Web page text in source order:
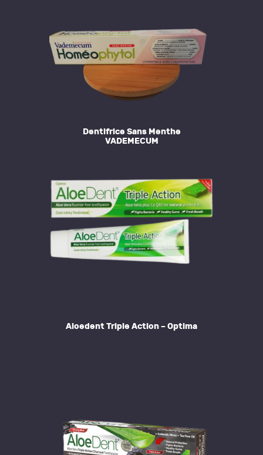
Dentifrice Sans Menthe
VADEMECUM
Aloedent Triple Action – Optima